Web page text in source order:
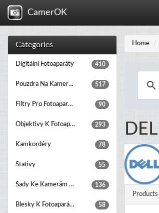
CamerOK
Home
Products
Categories
Digitální Fotoaparáty 410
Pouzdra Na Kamery A Fotoaparáty 517
Filtry Pro Fotoaparáty 90
Objektivy K Fotoaparátům 293
Kamkordéry 78
Stativy 55
Sady Ke Kamerám A Fotoaparátům 136
Blesky K Fotoaparátům 58